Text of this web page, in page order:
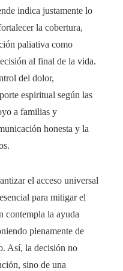
indica justamente lo
la cobertura,
paliativa como
al final de la vida.
del dolor,
espiritual según las
a familias y
honesta y la
el acceso universal
para mitigar el
contempla la ayuda
plenamente de
Así, la decisión no
sino de una